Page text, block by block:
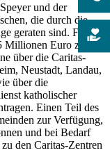
und der
die durch die
geraten sind. Für
Millionen Euro zur
über die Caritas-
Neustadt, Landau,
über die
katholischer
Einen Teil des
zur Verfügung,
und bei Bedarf
den Caritas-Zentren